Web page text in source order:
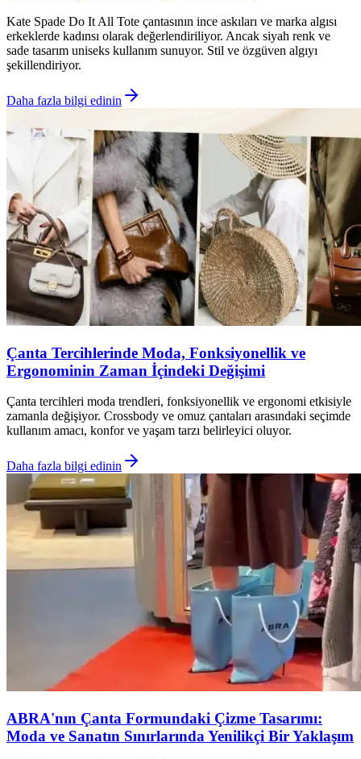
Kate Spade Do It All Tote çantasının ince askıları ve marka algısı
erkeklerde kadınsı olarak değerlendiriliyor. Ancak siyah renk ve
sade tasarım uniseks kullanım sunuyor. Stil ve özgüven algıyı
şekillendiriyor.
Daha fazla bilgi edinin
Çanta Tercihlerinde Moda, Fonksiyonellik ve
Ergonominin Zaman İçindeki Değişimi
Çanta tercihleri moda trendleri, fonksiyonellik ve ergonomi etkisiyle
zamanla değişiyor. Crossbody ve omuz çantaları arasındaki seçimde
kullanım amacı, konfor ve yaşam tarzı belirleyici oluyor.
Daha fazla bilgi edinin
ABRA'nın Çanta Formundaki Çizme Tasarımı:
Moda ve Sanatın Sınırlarında Yenilikçi Bir Yaklaşım